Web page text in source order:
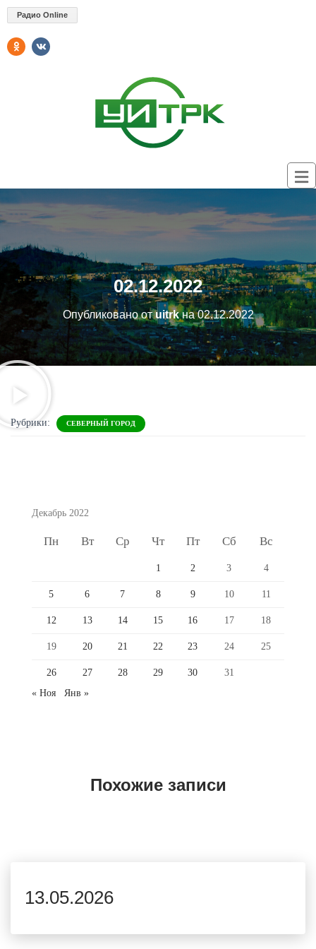
Радио Online
02.12.2022
Опубликовано отuitrkна02.12.2022
Рубрики: СЕВЕРНЫЙ ГОРОД
Декабрь 2022
Пн Вт Ср Чт Пт Сб Вс
1 2 3 4
5 6 7 8 9 10 11
12 13 14 15 16 17 18
19 20 21 22 23 24 25
26 27 28 29 30
31
« Ноя
Янв »
Похожие записи
13.05.2026